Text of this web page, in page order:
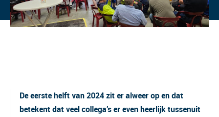
De eerste helft van 2024 zit er alweer op en dat
betekent dat veel collega’s er even heerlijk tussenuit